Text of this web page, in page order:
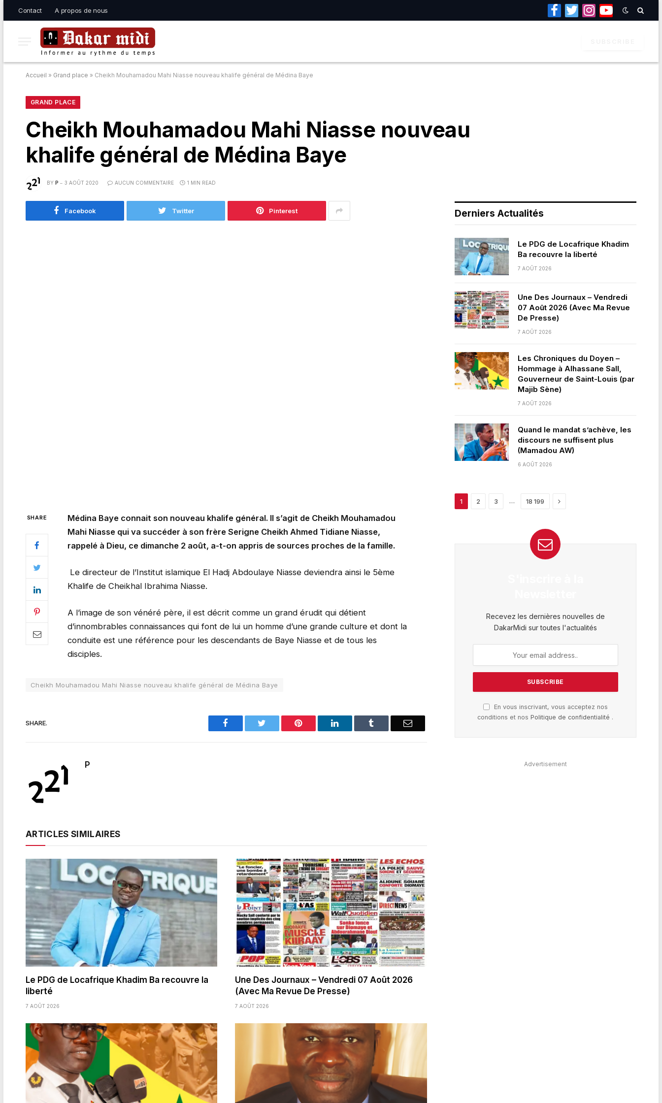
Contact A propos de nous
Facebook
TwitterInstagramYouTube
Accueil » Grand place » Cheikh Mouhamadou Mahi Niasse nouveau khalife général de Médina Baye
GRAND PLACE
Cheikh Mouhamadou Mahi Niasse nouveau
khalife général de Médina Baye
BY P 3 AOÛT 2020 AUCUN COMMENTAIRE 1 MIN READ
Facebook Twitter Pinterest
SHARE
Médina Baye connait son nouveau khalife général. Il s’agit de Cheikh Mouhamadou
Mahi Niasse qui va succéder à son frère Serigne Cheikh Ahmed Tidiane Niasse,
rappelé à Dieu, ce dimanche 2 août, a-t-on appris de sources proches de la famille.
Le directeur de l’Institut islamique El Hadj Abdoulaye Niasse deviendra ainsi le 5ème
Khalife de Cheikhal Ibrahima Niasse.
A l’image de son vénéré père, il est décrit comme un grand érudit qui détient
d’innombrables connaissances qui font de lui un homme d’une grande culture et dont la
conduite est une référence pour les descendants de Baye Niasse et de tous les
disciples.
Cheikh Mouhamadou Mahi Niasse nouveau khalife général de Médina Baye
SHARE. Facebook Pinterest LinkedIn Email
P
ARTICLES SIMILAIRES
Le PDG de Locafrique Khadim Ba recouvre la
liberté
7 AOÛT 2026
Une Des Journaux – Vendredi 07 Août 2026
(Avec Ma Revue De Presse)
7 AOÛT 2026
Derniers Actualités
Le PDG de Locafrique Khadim
Ba recouvre la liberté
7 AOÛT 2026
Une Des Journaux – Vendredi
07 Août 2026 (Avec Ma Revue
De Presse)
7 AOÛT 2026
Les Chroniques du Doyen –
Hommage à Alhassane Sall,
Gouverneur de Saint-Louis (par
Majib Sène)
7 AOÛT 2026
Quand le mandat s’achève, les
discours ne suffisent plus
(Mamadou AW)
6 AOÛT 2026
1 2 3 … 18 199 Next
Recevez les dernières nouvelles de
DakarMidi sur toutes l'actualités
En vous inscrivant, vous acceptez nos
conditions et nosPolitique de confidentialité .
Advertisement